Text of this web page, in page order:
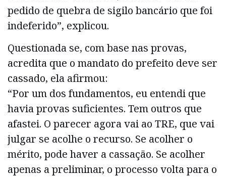
pedido de quebra de sigilo bancário que foi
indeferido”, explicou.
Questionada se, com base nas provas,
acredita que o mandato do prefeito deve ser
cassado, ela afirmou:
“Por um dos fundamentos, eu entendi que
havia provas suficientes. Tem outros que
afastei. O parecer agora vai ao TRE, que vai
julgar se acolhe o recurso. Se acolher o
mérito, pode haver a cassação. Se acolher
apenas a preliminar, o processo volta para o